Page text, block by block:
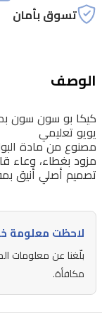
تسوق بأمان
الوصف
كيكا بو سون سون
يويو تعليمي
مصنوع من مادة
مزود بغطاء، وعاء
تصميم أصلي أنيق
لاحظت معلومة
بلّغنا عن معلومات
مكافأة.